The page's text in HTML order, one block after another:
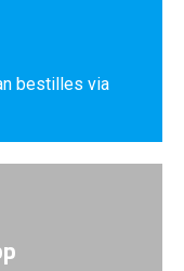
bestilles via